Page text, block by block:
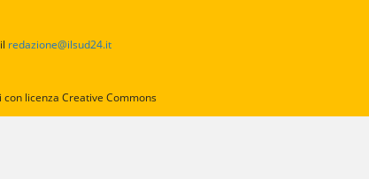
redazione@ilsud24.it
licenza Creative Commons